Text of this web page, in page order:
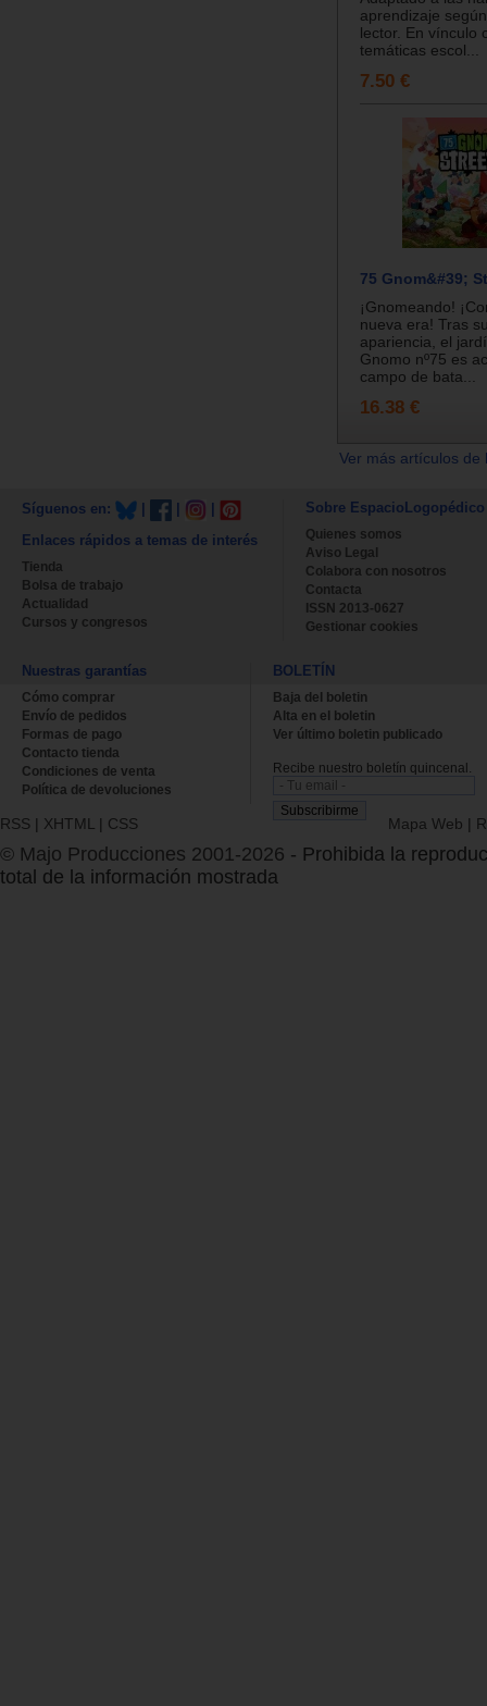
aprendizaje
lector. En vínculo
temáticas escol...
7.50 €
75 Gnom&#39;
¡Gnomeando!
nueva era! Tras
apariencia, el
Gnomo nº75 es
campo de bata...
16.38 €
Ver más artículos
Síguenos en:
Enlaces rápidos a temas de interés
Tienda
Bolsa de trabajo
Actualidad
Cursos y congresos
Sobre EspacioLogopédico
Quienes somos
Aviso Legal
Colabora con nosotros
Contacta
ISSN 2013-0627
Gestionar cookies
Nuestras garantías
Cómo comprar
Envío de pedidos
Formas de pago
Contacto tienda
Condiciones de venta
Política de devoluciones
BOLETÍN
Baja del boletin
Alta en el boletin
Ver último boletin publicado
Recibe nuestro boletín quincenal.
RSS | XHTML | CSS Mapa Web |
© Majo Producciones 2001-2026 - Prohibida la
total de la información mostrada